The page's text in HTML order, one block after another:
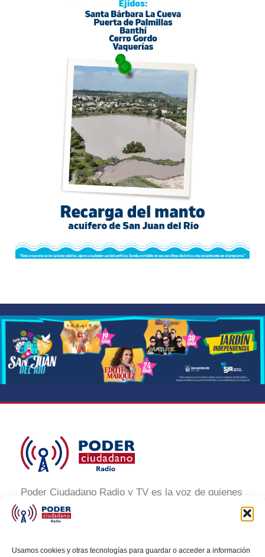
Usamos cookies y otras tecnologías para guardar o acceder a información
Poder Ciudadano Radio y TV es la voz de quienes
buscan un México informado y participativo.
Nuestro compromiso es conectar con la